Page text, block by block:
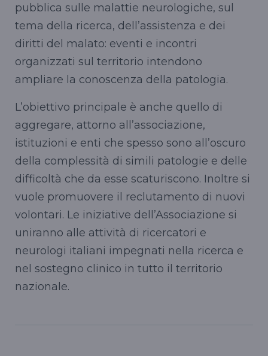
pubblica sulle malattie neurologiche, sul
tema della ricerca, dell’assistenza e dei
diritti del malato: eventi e incontri
organizzati sul territorio intendono
ampliare la conoscenza della patologia.
L’obiettivo principale è anche quello di
aggregare, attorno all’associazione,
istituzioni e enti che spesso sono all’oscuro
della complessità di simili patologie e delle
difficoltà che da esse scaturiscono. Inoltre si
vuole promuovere il reclutamento di nuovi
volontari. Le iniziative dell’Associazione si
uniranno alle attività di ricercatori e
neurologi italiani impegnati nella ricerca e
nel sostegno clinico in tutto il territorio
nazionale.